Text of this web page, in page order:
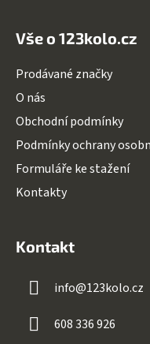
Vše o 123kolo.cz
Prodávané značky
O nás
Obchodní podmínky
Podmínky ochrany
Formuláře ke stažení
Kontakty
Kontakt
info@123kolo.cz
608 336 926